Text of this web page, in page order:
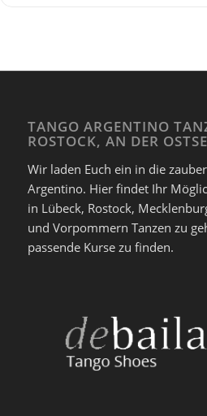
TANGO ARGENTINO
ROSTOCK, AN DER
Wir laden Euch ein in die
Argentino. Hier findet Ihr
in Lübeck, Rostock,
und Vorpommern Tanzen zu
passende Kurse zu finden.